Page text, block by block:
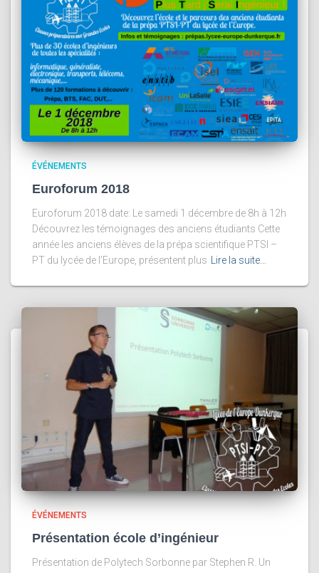
ÉVÉNEMENTS
Euroforum 2018
Euroforum 2018 date: Le samedi 1 décembre de 8h à 12h
Découvrez les témoignages des anciens étudiants Cette
année les anciens élèves de la prépa scientifique PTSI –
PT du lycée de l’Europe, présentent plus
Lire la suite…
ÉVÉNEMENTS
Présentation école d’ingénieur
Présentation de Polytech Sorbonne par Stephen R. Un